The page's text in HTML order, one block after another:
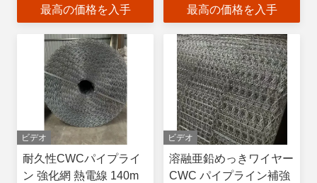
最高の価格を入手 最高の価格を入手
ビデオ
耐久性CWCパイプライ
ン 強化網 熱電線 140m
ビデオ
溶融亜鉛めっきワイヤー
CWC パイプライン補強